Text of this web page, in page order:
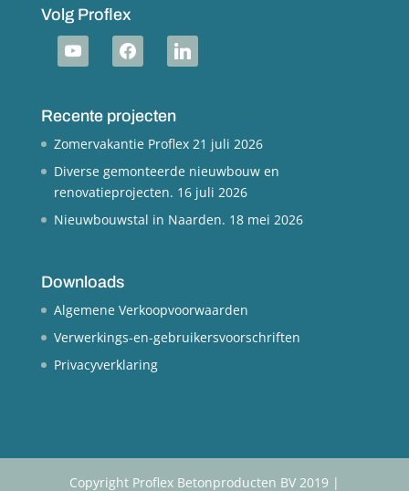
Volg Proflex
youtube facebook linkedin
Recente projecten
Zomervakantie Proflex 21 juli 2026
Diverse gemonteerde nieuwbouw en
renovatieprojecten. 16 juli 2026
Nieuwbouwstal in Naarden. 18 mei 2026
Downloads
Algemene Verkoopvoorwaarden
Verwerkings-en-gebruikersvoorschriften
Privacyverklaring
Copyright Proflex Betonproducten BV 2019 |